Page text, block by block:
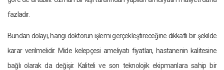
fazladır.
Bundan dolayı, hangi doktorun işlemi gerçekleştireceğine dikkatli bir şekilde
karar verilmelidir. Mide kelepçesi ameliyatı fiyatları, hastanenin kalitesine
bağlı olarak da değişir. Kaliteli ve son teknolojik ekipmanlara sahip bir